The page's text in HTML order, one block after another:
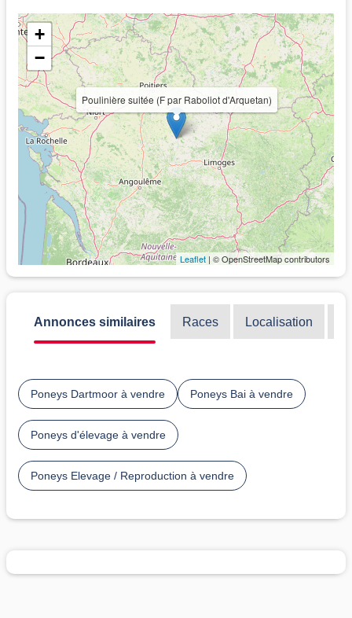
Poulinière suitée (F par Raboliot d'Arquetan)
+
−
Leaflet | © OpenStreetMap contributors
Annonces similaires Races Localisation
Poneys Dartmoor à vendre Poneys Bai à vendre
Poneys d'élevage à vendre
Poneys Elevage / Reproduction à vendre